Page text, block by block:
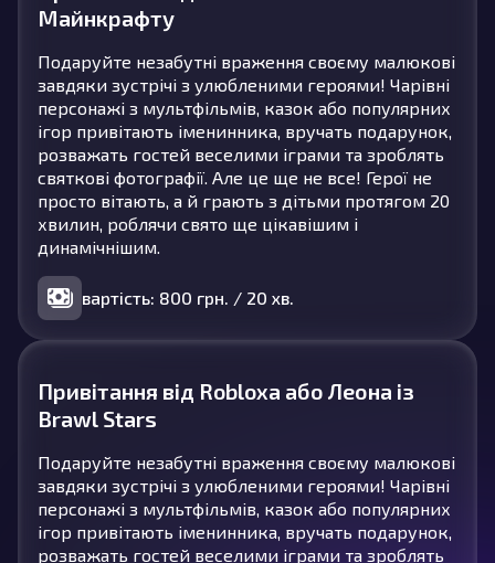
Майнкрафту
Подаруйте незабутні враження своєму малюкові
завдяки зустрічі з улюбленими героями! Чарівні
персонажі з мультфільмів, казок або популярних
ігор привітають іменинника, вручать подарунок,
розважать гостей веселими іграми та зроблять
святкові фотографії. Але це ще не все! Герої не
просто вітають, а й грають з дітьми протягом 20
хвилин, роблячи свято ще цікавішим і
динамічнішим.
вартість: 800 грн. / 20 хв.
Привітання від Robloxа або Леона із
Brawl Stars
Подаруйте незабутні враження своєму малюкові
завдяки зустрічі з улюбленими героями! Чарівні
персонажі з мультфільмів, казок або популярних
ігор привітають іменинника, вручать подарунок,
розважать гостей веселими іграми та зроблять